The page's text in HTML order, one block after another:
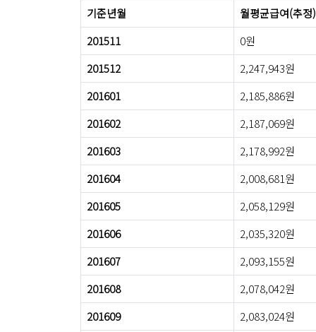
기준년월
월평균급여(추정)
201511
0원
201512
2,247,943원
201601
2,185,886원
201602
2,187,069원
201603
2,178,992원
201604
2,008,681원
201605
2,058,129원
201606
2,035,320원
201607
2,093,155원
201608
2,078,042원
201609
2,083,024원